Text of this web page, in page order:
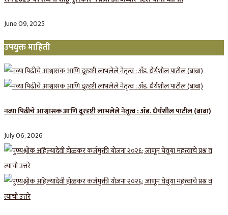
June 09, 2025
उपयुक्त माहिती
नव्या पिढीचे आश्वासक आणि दूरदृष्टी लाभलेले नेतृत्व : ॲड. धैर्यशील पाटील (बाबा)
July 06, 2026